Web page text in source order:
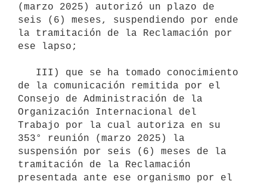
(marzo 2025) autorizó un plazo de
seis (6) meses, suspendiendo por ende
la tramitación de la Reclamación por
ese lapso;
de la comunicación remitida por el
Consejo de Administración de la
Organización Internacional del
Trabajo por la cual autoriza en su
353° reunión (marzo 2025) la
suspensión por seis (6) meses de la
tramitación de la Reclamación
presentada ante ese organismo por el